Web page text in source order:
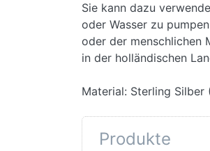
Sie kann dazu
oder Wasser zu
oder der menschlichen
in der holländischen
Material: Sterling Silber
Produkte